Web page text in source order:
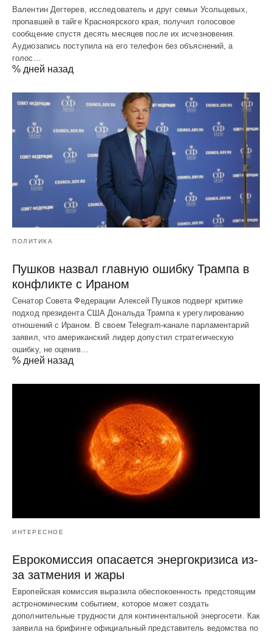
Валентин Дегтерев, исследователь и друг семьи Усольцевых,
пропавшей в тайге Красноярского края, получил голосовое
сообщение спустя десять месяцев после их исчезновения.
Аудиозапись поступила на его телефон без объяснений, а
голос…
% дней назад
ПОЛИТИКА
Пушков назвал главную ошибку Трампа в
конфликте с Ираном
Сенатор Совета Федерации Алексей Пушков подверг критике
подход президента США Дональда Трампа к урегулированию
отношений с Ираном. В своем Telegram-канале парламентарий
заявил, что американский лидер допустил стратегическую
ошибку, не оценив…
% дней назад
ИНТЕРЕСНОЕ
Еврокомиссия опасается энергокризиса из-
за затмения и жары
Европейская комиссия выразила обеспокоенность предстоящим
астрономическим событием, которое может создать
дополнительные трудности для континентальной энергосети. Как
заявила на брифинге официальный представитель ведомства по